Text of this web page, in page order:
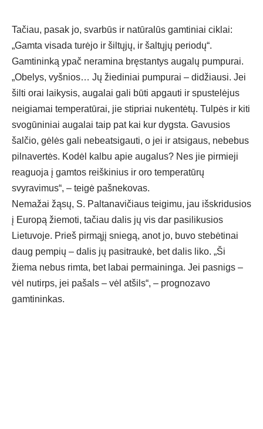
Tačiau, pasak jo, svarbūs ir natūralūs gamtiniai ciklai:
„Gamta visada turėjo ir šiltųjų, ir šaltųjų periodų“.
Gamtininką ypač neramina bręstantys augalų pumpurai.
„Obelys, vyšnios… Jų žiediniai pumpurai – didžiausi. Jei
šilti orai laikysis, augalai gali būti apgauti ir spustelėjus
neigiamai temperatūrai, jie stipriai nukentėtų. Tulpės ir kiti
svogūniniai augalai taip pat kai kur dygsta. Gavusios
šalčio, gėlės gali nebeatsigauti, o jei ir atsigaus, nebebus
pilnavertės. Kodėl kalbu apie augalus? Nes jie pirmieji
reaguoja į gamtos reiškinius ir oro temperatūrų
svyravimus“, – teigė pašnekovas.
Nemažai žąsų, S. Paltanavičiaus teigimu, jau išskridusios
į Europą žiemoti, tačiau dalis jų vis dar pasilikusios
Lietuvoje. Prieš pirmąjį sniegą, anot jo, buvo stebėtinai
daug pempių – dalis jų pasitraukė, bet dalis liko. „Ši
žiema nebus rimta, bet labai permaininga. Jei pasnigs –
vėl nutirps, jei pašals – vėl atšils“, – prognozavo
gamtininkas.